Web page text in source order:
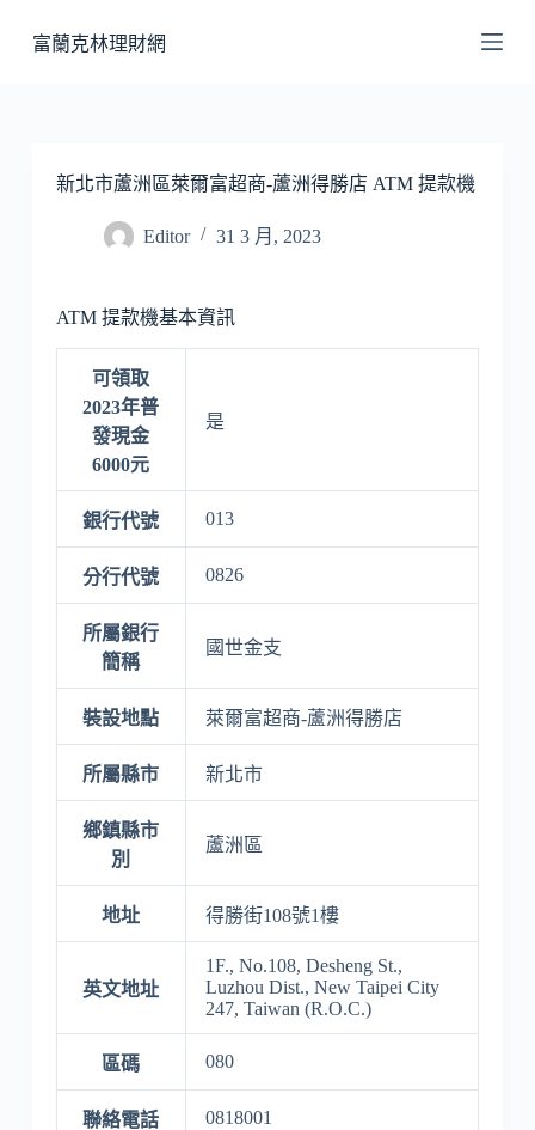
至
富蘭克林理財網
新北市蘆洲區萊爾富超商-蘆洲得勝店 ATM 提款機
Editor 31 3 月, 2023
ATM 提款機基本資訊
可領取
2023年普
發現金
6000元
是
銀行代號 013
分行代號 0826
所屬銀行
簡稱
國世金支
裝設地點 萊爾富超商-蘆洲得勝店
所屬縣市 新北市
鄉鎮縣市
別
蘆洲區
地址 得勝街108號1樓
英文地址
1F., No.108, Desheng St.,
Luzhou Dist., New Taipei City
247, Taiwan (R.O.C.)
區碼 080
聯絡電話 0818001